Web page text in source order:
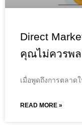
Direct
คุณไม่ควรพ
เมื่อพูดถึงการตลาด
READ MORE »